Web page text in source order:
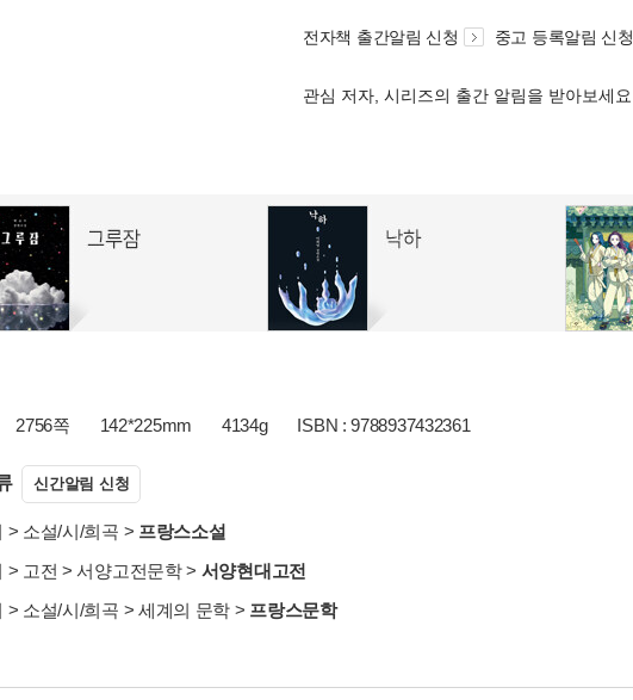
전자책 출간알림 신청 중고 등록알림 신청
관심 저자, 시리즈의 출간 알림을 받아보세요
2756쪽 142*225mm 4134g ISBN : 9788937432361
신간알림 신청
> 소설/시/희곡 > 프랑스소설
> 고전 >서양고전문학> 서양현대고전
> 소설/시/희곡 > 세계의 문학 > 프랑스문학